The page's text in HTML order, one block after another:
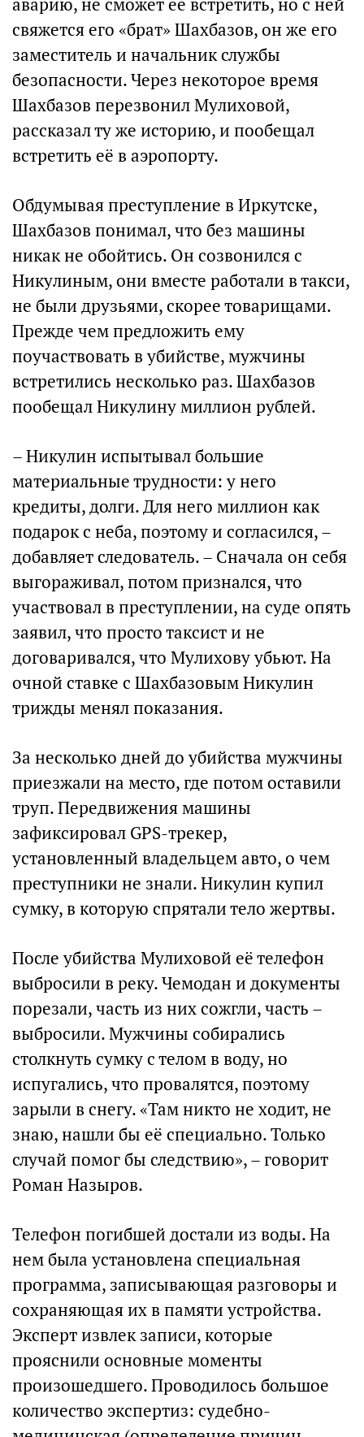
аварию, не сможет её встретить, но с ней
свяжется его «брат» Шахбазов, он же его
заместитель и начальник службы
безопасности. Через некоторое время
Шахбазов перезвонил Мулиховой,
рассказал ту же историю, и пообещал
встретить её в аэропорту.
Обдумывая преступление в Иркутске,
Шахбазов понимал, что без машины
никак не обойтись. Он созвонился с
Никулиным, они вместе работали в такси,
не были друзьями, скорее товарищами.
Прежде чем предложить ему
поучаствовать в убийстве, мужчины
встретились несколько раз. Шахбазов
пообещал Никулину миллион рублей.
– Никулин испытывал большие
материальные трудности: у него
кредиты, долги. Для него миллион как
подарок с неба, поэтому и согласился, –
добавляет следователь. – Сначала он себя
выгораживал, потом признался, что
участвовал в преступлении, на суде опять
заявил, что просто таксист и не
договаривался, что Мулихову убьют. На
очной ставке с Шахбазовым Никулин
трижды менял показания.
За несколько дней до убийства мужчины
приезжали на место, где потом оставили
труп. Передвижения машины
зафиксировал GPS-трекер,
установленный владельцем авто, о чем
преступники не знали. Никулин купил
сумку, в которую спрятали тело жертвы.
После убийства Мулиховой её телефон
выбросили в реку. Чемодан и документы
порезали, часть из них сожгли, часть –
выбросили. Мужчины собирались
столкнуть сумку с телом в воду, но
испугались, что провалятся, поэтому
зарыли в снегу. «Там никто не ходит, не
знаю, нашли бы её специально. Только
случай помог бы следствию», – говорит
Роман Назыров.
Телефон погибшей достали из воды. На
нем была установлена специальная
программа, записывающая разговоры и
сохраняющая их в памяти устройства.
Эксперт извлек записи, которые
прояснили основные моменты
произошедшего. Проводилось большое
количество экспертиз: судебно-